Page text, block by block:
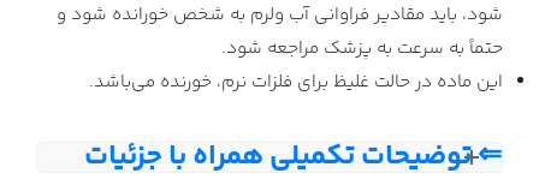
شود، باید مقادیر فراوانی آب ولرم به شخص خورانده شود و
حتماً به سرعت به پزشک مراجعه شود.
این ماده در حالت غلیظ برای فلزات نرم، خورنده می‌باشد.
⇐ توضیحات تکمیلی همراه با جزئیات